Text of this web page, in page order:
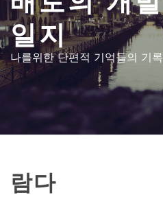
뛰
기일지
나를위한 단편적 기억들의 기록
람다